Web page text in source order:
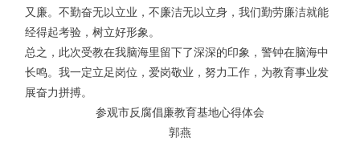
又廉。不勤奋无以立业，不廉洁无以立身，我们勤劳廉洁就能
经得起考验，树立好形象。
总之，此次受教在我脑海里留下了深深的印象，警钟在脑海中
长鸣。我一定立足岗位，爱岗敬业，努力工作，为教育事业发
展奋力拼搏。
参观市反腐倡廉教育基地心得体会
郭燕